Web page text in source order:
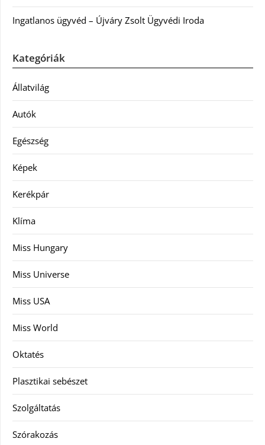
Ingatlanos ügyvéd – Újváry Zsolt Ügyvédi Iroda
Kategóriák
Állatvilág
Autók
Egészség
Képek
Kerékpár
Klíma
Miss Hungary
Miss Universe
Miss USA
Miss World
Oktatés
Plasztikai sebészet
Szolgáltatás
Szórakozás